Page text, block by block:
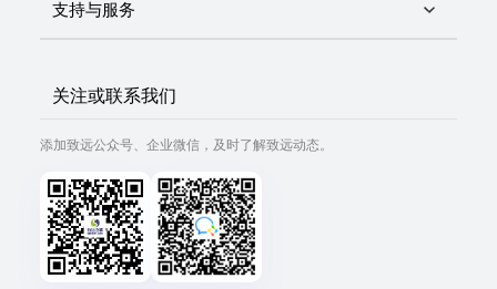
支持与服务
关注或联系我们
添加致远公众号、企业微信，及时了解致远动态。